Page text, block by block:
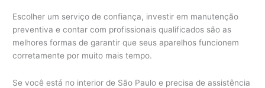
Escolher um serviço de confiança, investir em manutenção
preventiva e contar com profissionais qualificados são as
melhores formas de garantir que seus aparelhos funcionem
corretamente por muito mais tempo.
Se você está no interior de São Paulo e precisa de assistência